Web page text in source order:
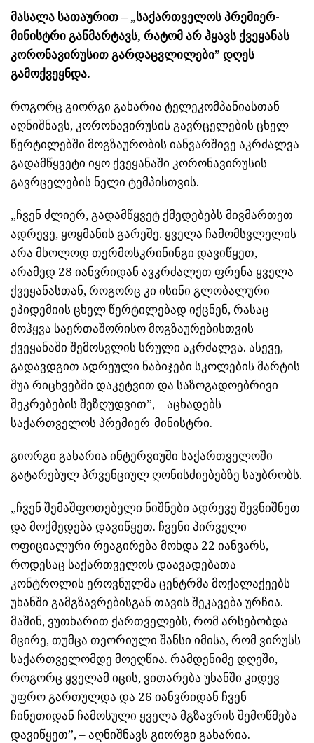
მასალა სათაურით – „საქართველოს პრემიერ-
მინისტრი განმარტავს, რატომ არ ჰყავს ქვეყანას
კორონავირუსით გარდაცვლილები” დღეს
გამოქვეყნდა.
როგორც გიორგი გახარია ტელეკომპანიასთან
აღნიშნავს, კორონავირუსის გავრცელების ცხელ
წერტილებში მოგზაურობის იანვარშივე აკრძალვა
გადამწყვეტი იყო ქვეყანაში კორონავირუსის
გავრცელების ნელი ტემპისთვის.
„ჩვენ ძლიერ, გადამწყვეტ ქმედებებს მივმართეთ
ადრევე, ყოყმანის გარეშე. ყველა ჩამომსვლელის
არა მხოლოდ თერმოსკრინინგი დავიწყეთ,
არამედ 28 იანვრიდან ავკრძალეთ ფრენა ყველა
ქვეყანასთან, როგორც კი ისინი გლობალური
ეპიდემიის ცხელ წერტილებად იქცნენ, რასაც
მოჰყვა საერთაშორისო მოგზაურებისთვის
ქვეყანაში შემოსვლის სრული აკრძალვა. ასევე,
გადავდგით ადრეული ნაბიჯები სკოლების მარტის
შუა რიცხვებში დაკეტვით და საზოგადოებრივი
შეკრებების შეზღუდვით”, – აცხადებს
საქართველოს პრემიერ-მინისტრი.
გიორგი გახარია ინტერვიუში საქართველოში
გატარებულ პრვენციულ ღონისძიებებზე საუბრობს.
„ჩვენ შემაშფოთებელი ნიშნები ადრევე შევნიშნეთ
და მოქმედება დავიწყეთ. ჩვენი პირველი
ოფიციალური რეაგირება მოხდა 22 იანვარს,
როდესაც საქართველოს დაავადებათა
კონტროლის ეროვნულმა ცენტრმა მოქალაქეებს
უხანში გამგზავრებისგან თავის შეკავება ურჩია.
მაშინ, ვუთხარით ქართველებს, რომ არსებობდა
მცირე, თუმცა თეორიული შანსი იმისა, რომ ვირუსს
საქართველომდე მოეღწია. რამდენიმე დღეში,
როგორც ყველამ იცის, ვითარება უხანში კიდევ
უფრო გართულდა და 26 იანვრიდან ჩვენ
ჩინეთიდან ჩამოსული ყველა მგზავრის შემოწმება
დავიწყეთ”, – აღნიშნავს გიორგი გახარია.